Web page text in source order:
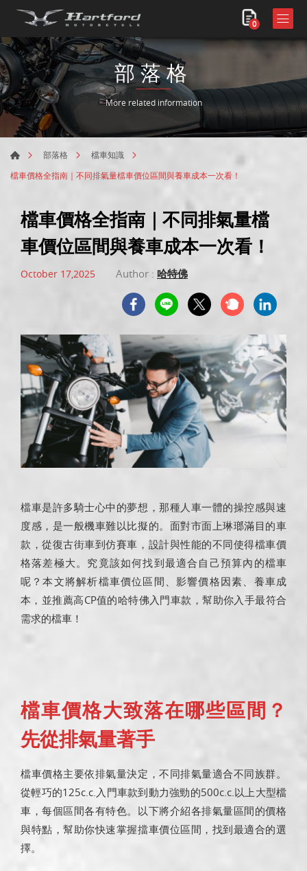
0
部落格
More related information
部落格
檔車知識
檔車價格全指南｜不同排氣量檔車價位區間與養車成本一次看！
檔車價格全指南｜不同排氣量檔
車價位區間與養車成本一次看！
October 17,2025 Author : 哈特佛
檔車是許多騎士心中的夢想，那種人車一體的操控感與速
度感，是一般機車難以比擬的。面對市面上琳瑯滿目的車
款，從復古街車到仿賽車，設計與性能的不同使得檔車價
格落差極大。究竟該如何找到最適合自己預算內的檔車
呢？本文將解析檔車價位區間、影響價格因素、養車成
本，並推薦高CP值的哈特佛入門車款，幫助你入手最符合
需求的檔車！
檔車價格大致落在哪些區間？
先從排氣量著手
檔車價格主要依排氣量決定，不同排氣量適合不同族群。
從輕巧的125c.c.入門車款到動力強勁的500c.c.以上大型檔
車，每個區間各有特色。以下將介紹各排氣量區間的價格
與特點，幫助你快速掌握擋車價位區間，找到最適合的選
擇。